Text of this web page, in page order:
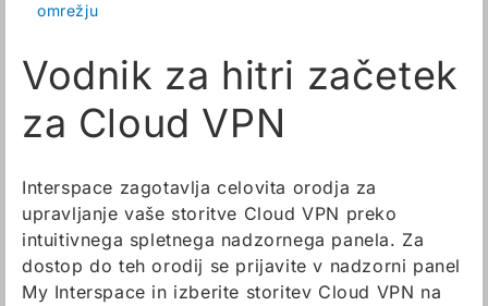
omrežju
Vodnik za hitri začetek
za Cloud VPN
Interspace zagotavlja celovita orodja za
upravljanje vaše storitve Cloud VPN preko
intuitivnega spletnega nadzornega panela. Za
dostop do teh orodij se prijavite v nadzorni panel
My Interspace in izberite storitev Cloud VPN na